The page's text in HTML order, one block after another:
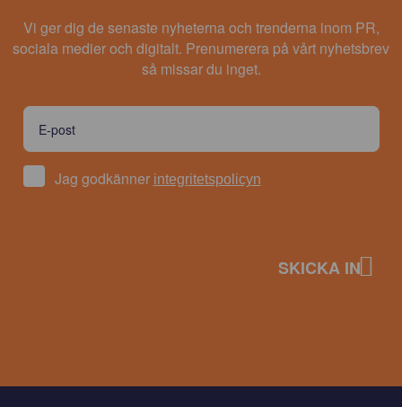
Vi ger dig de senaste nyheterna och trenderna inom PR,
sociala medier och digitalt. Prenumerera på vårt nyhetsbrev
så missar du inget.
Jag godkänner integritetspolicyn